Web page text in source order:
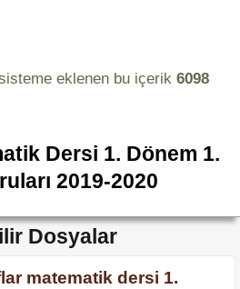
eklenen bu içerik 6098
Dersi 1. Dönem 1.
2019-2020
Dosyalar
matematik dersi 1.